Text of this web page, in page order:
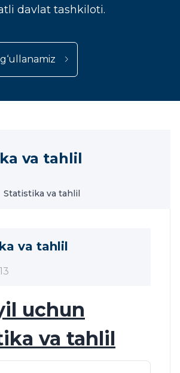
davlat tashkiloti.
va tahlil
Statistika va tahlil
va tahlil
uchun
va tahlil